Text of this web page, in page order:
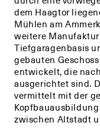
dem Haagtor
Mühlen am
weitere
Tiefgaragenbasis
gebauten
entwickelt, die
ausgerichtet sind.
vermittelt mit der
zwischen Altstadt